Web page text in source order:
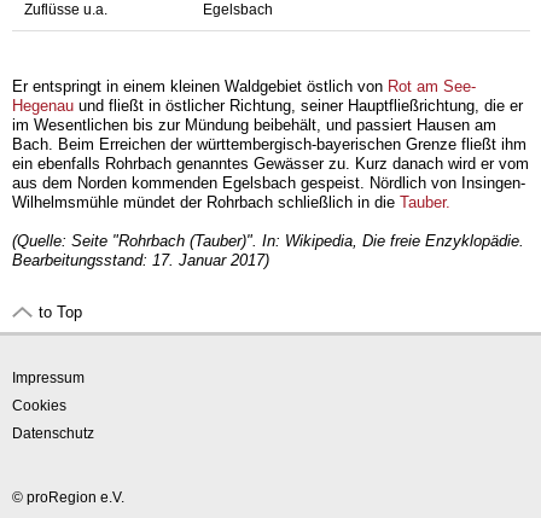
Zuflüsse u.a. Egelsbach
Er entspringt in einem kleinen Waldgebiet östlich von Rot am See-
Hegenau und fließt in östlicher Richtung, seiner Hauptfließrichtung, die er
im Wesentlichen bis zur Mündung beibehält, und passiert Hausen am
Bach. Beim Erreichen der württembergisch-bayerischen Grenze fließt ihm
ein ebenfalls Rohrbach genanntes Gewässer zu. Kurz danach wird er vom
aus dem Norden kommenden Egelsbach gespeist. Nördlich von Insingen-
Wilhelmsmühle mündet der Rohrbach schließlich in die Tauber.
(Quelle: Seite "Rohrbach (Tauber)". In: Wikipedia, Die freie Enzyklopädie.
Bearbeitungsstand: 17. Januar 2017)
to Top
Impressum
Cookies
Datenschutz
© proRegion e.V.